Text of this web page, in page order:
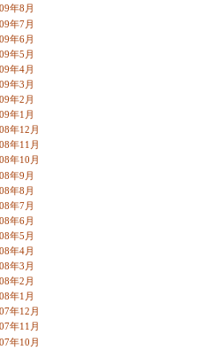
年8月
年7月
年6月
年5月
年4月
年3月
年2月
年1月
年12月
年11月
年10月
年9月
年8月
年7月
年6月
年5月
年4月
年3月
年2月
年1月
年12月
年11月
年10月